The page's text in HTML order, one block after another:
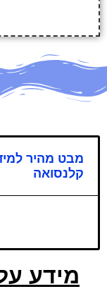
מבט מהיר
קלנסואה
מידע